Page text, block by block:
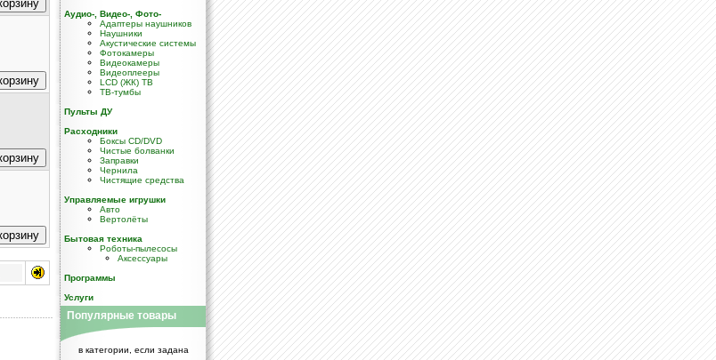
Аудио-, Видео-, Фото-
Адаптеры наушников
Наушники
Акустические системы
Фотокамеры
Видеокамеры
Видеоплееры
LCD (ЖК) TB
ТВ-тумбы
Пульты ДУ
Расходники
Боксы CD/DVD
Чистые болванки
Заправки
Чернила
Чистящие средства
Управляемые игрушки
Авто
Вертолёты
Бытовая техника
Роботы-пылесосы
Аксессуары
Программы
Услуги
Популярные товары
в категории, если задана